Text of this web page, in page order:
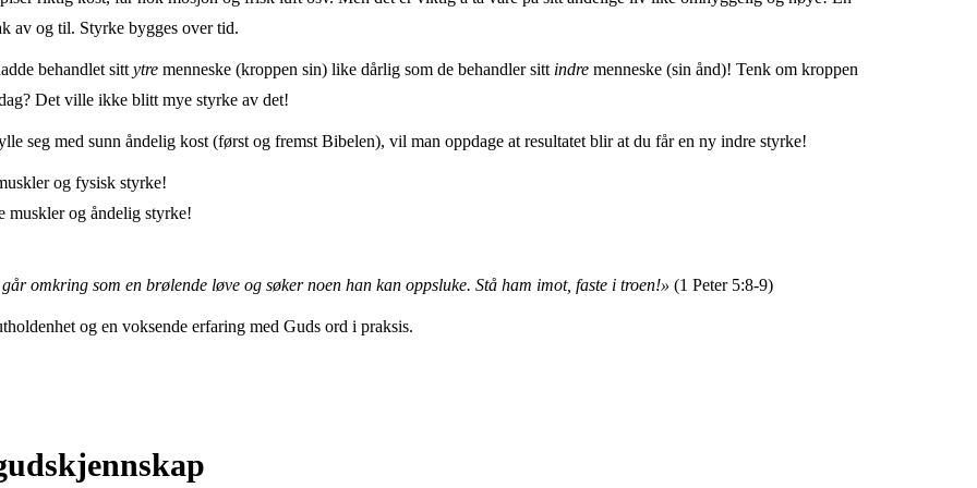
av og til. Styrke bygges over tid.
behandlet sitt ytre menneske (kroppen sin) like dårlig som de behandler sitt indre menneske (sin ånd)! Tenk om kroppen
Det ville ikke blitt mye styrke av det!
seg med sunn åndelig kost (først og fremst Bibelen), vil man oppdage at resultatet blir at du får en ny indre styrke!
og fysisk styrke!
muskler og åndelig styrke!
omkring som en brølende løve og søker noen han kan oppsluke. Stå ham imot, faste i troen!» (1 Peter 5:8-9)
og en voksende erfaring med Guds ord i praksis.